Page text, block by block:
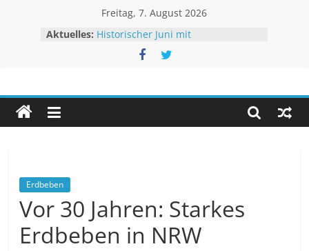
Freitag, 7. August 2026
Aktuelles: Historischer Juni mit
Rekordtemperaturen
Juli 2026 – Hochsommer mit Folgen
Unwetteragentur
powered
Erdbeben
Vor 30 Jahren: Starkes
Erdbeben in NRW